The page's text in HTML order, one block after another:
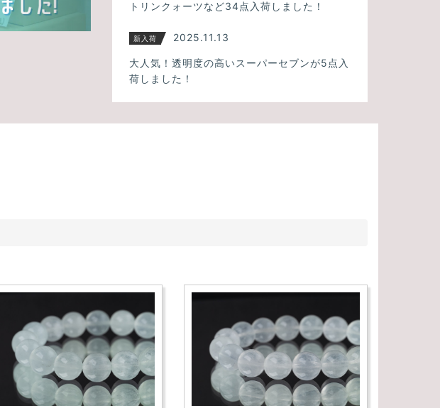
トリンクォーツなど34点入荷しました！
新入荷 2025.11.13
大人気！透明度の高いスーパーセブンが5点入
荷しました！